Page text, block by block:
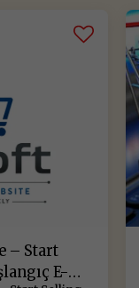
– Start
E-